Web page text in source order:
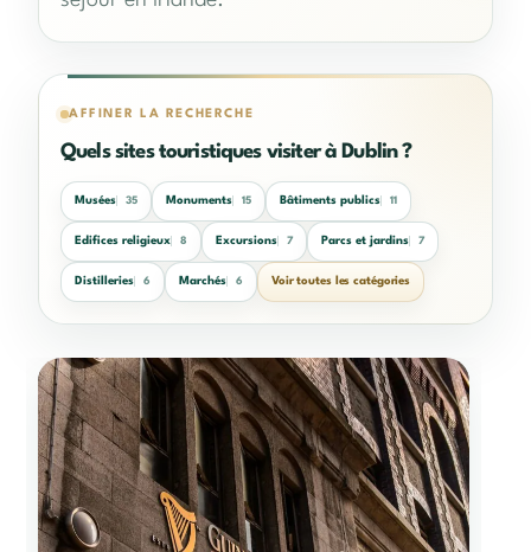
AFFINER LA RECHERCHE
Quels sites touristiques visiter à Dublin ?
Musées 35 Monuments 15 Bâtiments publics 11
Edifices religieux 8 Excursions 7 Parcs et jardins 7
Distilleries 6 Marchés 6 Voir toutes les catégories